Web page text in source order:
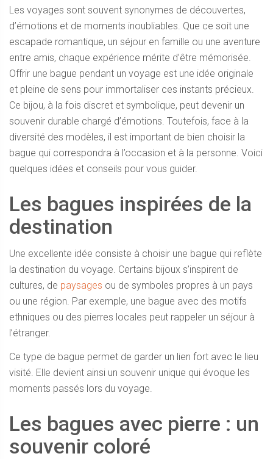
Les voyages sont souvent synonymes de découvertes,
d’émotions et de moments inoubliables. Que ce soit une
escapade romantique, un séjour en famille ou une aventure
entre amis, chaque expérience mérite d’être mémorisée.
Offrir une bague pendant un voyage est une idée originale
et pleine de sens pour immortaliser ces instants précieux.
Ce bijou, à la fois discret et symbolique, peut devenir un
souvenir durable chargé d’émotions. Toutefois, face à la
diversité des modèles, il est important de bien choisir la
bague qui correspondra à l’occasion et à la personne. Voici
quelques idées et conseils pour vous guider.
Les bagues inspirées de la
destination
Une excellente idée consiste à choisir une bague qui reflète
la destination du voyage. Certains bijoux s’inspirent de
cultures, de paysages ou de symboles propres à un pays
ou une région. Par exemple, une bague avec des motifs
ethniques ou des pierres locales peut rappeler un séjour à
l’étranger.
Ce type de bague permet de garder un lien fort avec le lieu
visité. Elle devient ainsi un souvenir unique qui évoque les
moments passés lors du voyage.
Les bagues avec pierre : un
souvenir coloré